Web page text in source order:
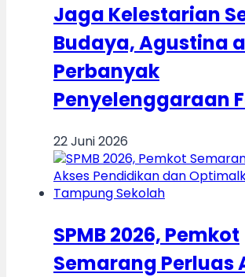
Jaga Kelestarian
Budaya, Agustina
Perbanyak
Penyelenggaraan
22 Juni 2026
SPMB 2026, Pemkot
Semarang Perluas